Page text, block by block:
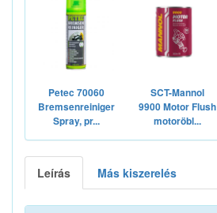
Petec 70060
Bremsenreiniger
Spray, pr...
SCT-Mannol
9900 Motor Flush
motoröbl...
Leírás Más kiszerelés